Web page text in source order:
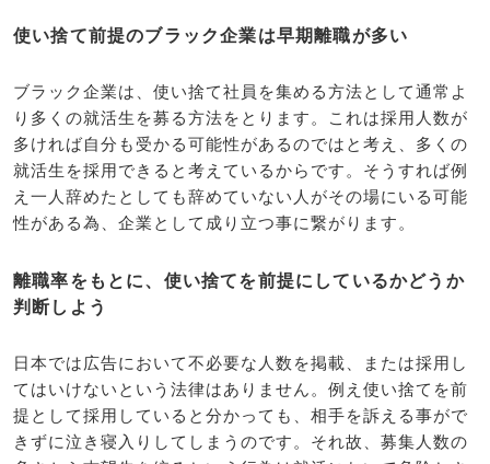
使い捨て前提のブラック企業は早期離職が多い
ブラック企業は、使い捨て社員を集める方法として通常よ
り多くの就活生を募る方法をとります。これは採用人数が
多ければ自分も受かる可能性があるのではと考え、多くの
就活生を採用できると考えているからです。そうすれば例
え一人辞めたとしても辞めていない人がその場にいる可能
性がある為、企業として成り立つ事に繋がります。
離職率をもとに、使い捨てを前提にしているかどうか
判断しよう
日本では広告において不必要な人数を掲載、または採用し
てはいけないという法律はありません。例え使い捨てを前
提として採用していると分かっても、相手を訴える事がで
きずに泣き寝入りしてしまうのです。それ故、募集人数の